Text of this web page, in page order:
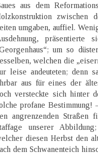
aus dem
zwischen
umgaben, auffiel.
präsentierte
um so
welchen die
leise andeuteten; denn
aus für eines der
versteckte sich hinter
profane Bestimmung!
angrenzenden Straßen
unserer
diesen Herbst den
dem Schwanenteich